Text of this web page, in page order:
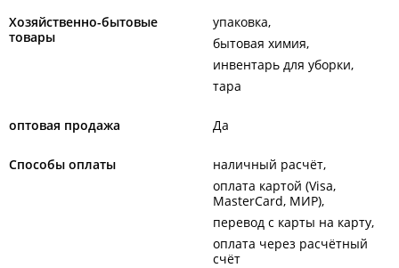
Хозяйственно-бытовые
товары
упаковка
бытовая химия
инвентарь для уборки
тара
оптовая продажа Да
Способы оплаты
наличный расчёт
оплата картой (Visa,
MasterCard, МИР)
перевод с карты на карту
оплата через расчётный
счёт